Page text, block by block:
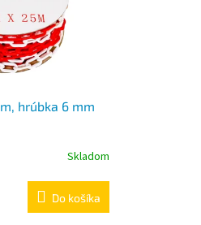
hrúbka 6 mm
Skladom
Do košíka